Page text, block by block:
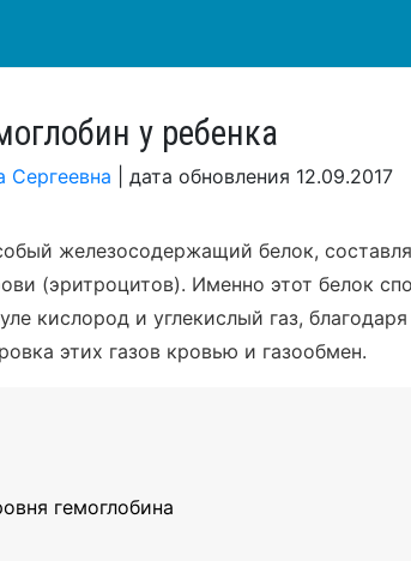
у ребенка
дата обновления 12.09.2017
железосодержащий белок,
(эритроцитов). Именно этот белок
кислород и углекислый газ,
этих газов кровью и газообмен.
гемоглобина